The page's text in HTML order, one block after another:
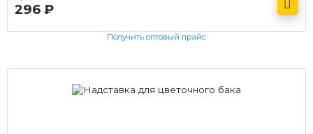
296
Получить оптовый прайс